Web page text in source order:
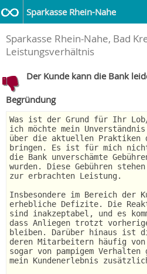
Sparkasse Rhein-Nahe
Sparkasse Rhein-Nahe, Bad
Leistungsverhältnis
Der Kunde kann die Bank
Begründung
Was ist der Grund für Ihr
ich möchte mein
über die aktuellen Praktiken
bringen. Es ist für mich
die Bank unverschämte
wurden. Diese Gebühren
zur erbrachten Leistung.
Insbesondere im Bereich der
erhebliche Defizite. Die
sind inakzeptabel, und es
dass Anliegen trotzt
bleiben. Darüber hinaus ist
deren Mitarbeitern häufig
sogar von pampigem
mein Kundenerlebnis